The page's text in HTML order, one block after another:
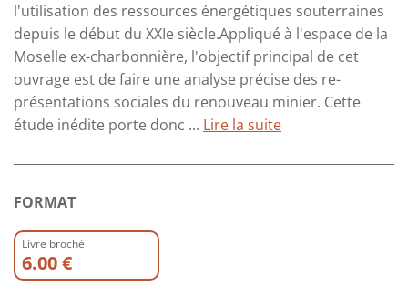
l'utilisation des ressources énergétiques souterraines
depuis le début du XXIe siècle.Appliqué à l'espace de la
Moselle ex-charbonnière, l'objectif principal de cet
ouvrage est de faire une analyse précise des re­
présentations sociales du renouveau minier. Cette
étude inédite porte donc ... Lire la suite
FORMAT
Livre broché
6.00 €